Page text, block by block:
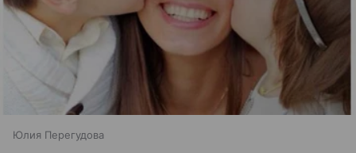
Юлия Перегудова